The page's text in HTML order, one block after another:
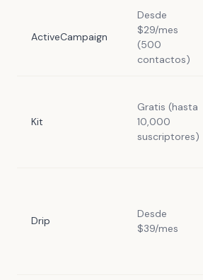
ActiveCampaign
Desde
$29/mes
(500
contactos)
Kit
Gratis (hasta
10,000
suscriptores)
Drip
Desde
$39/mes